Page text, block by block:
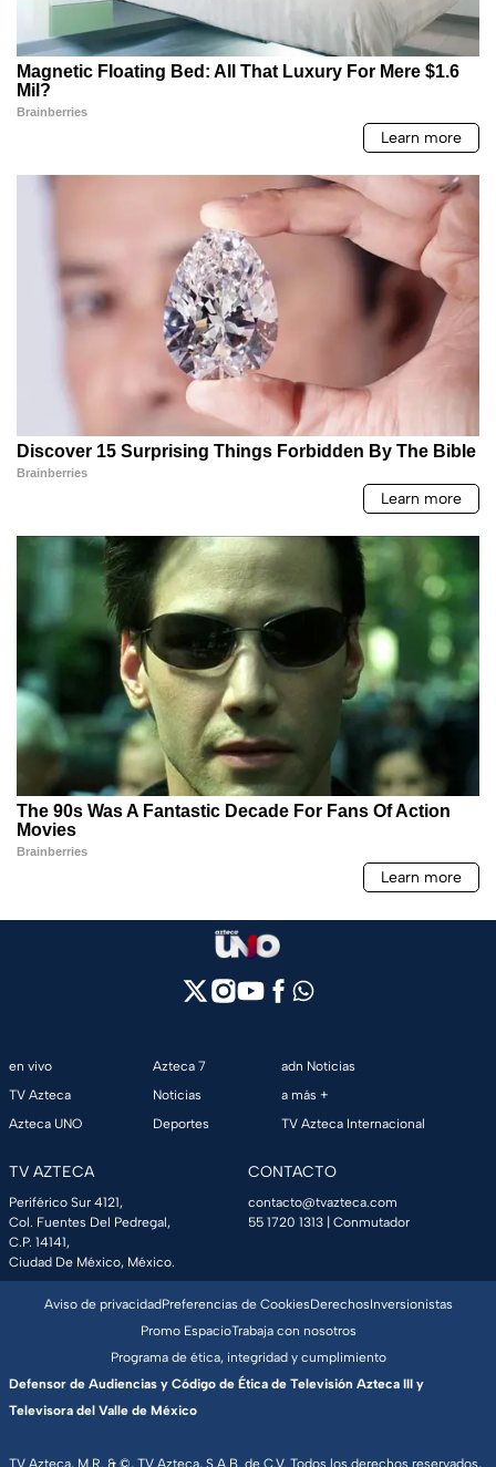
en vivo
TV Azteca
Azteca UNO
Azteca 7
Noticias
Deportes
adn Noticias
a más +
TV Azteca Internacional
TV AZTECA
Periférico Sur 4121,
Col. Fuentes Del Pedregal,
C.P. 14141,
Ciudad De México, México.
CONTACTO
contacto@tvazteca.com
55 1720 1313 | Conmutador
TV Azteca, M.R. & ©, TV Azteca, S.A.B. de C.V. Todos los derechos reservados,
Aviso de privacidadPreferencias de CookiesDerechosInversionistas
Promo EspacioTrabaja con nosotros
Programa de ética, integridad y cumplimiento
Defensor de Audiencias y Código de Ética de Televisión Azteca III y
Televisora del Valle de México